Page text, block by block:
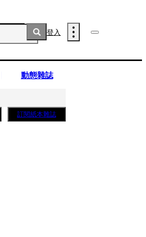
登入
動態雜誌
訂閱紙本雜誌